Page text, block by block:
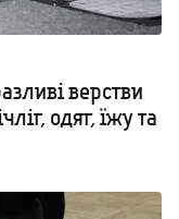
верстви
одяг, їжу та